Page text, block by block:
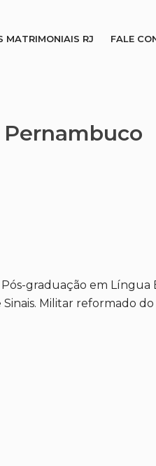
MATRIMONIAIS RJ FALE
graduação em Língua
Militar reformado